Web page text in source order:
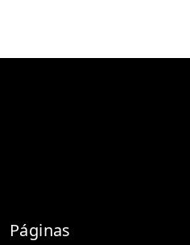
Páginas